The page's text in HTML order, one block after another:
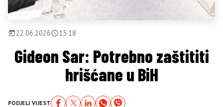
22.06.2026 13:18
Gideon Sar: Potrebno zaštititi
hrišćane u BiH
PODJELI VIJEST